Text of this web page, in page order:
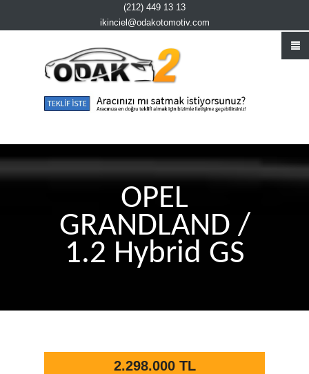
(212) 449 13 13
ikinciel@odakotomotiv.com
OPEL
GRANDLAND /
1.2 Hybrid GS
2.298.000 TL